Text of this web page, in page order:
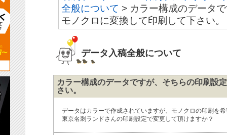
全般について > カラー構成のデータ
モノクロに変換して印刷して下さい。
データ入稿全般について
カラー構成のデータですが、そちらの印刷設
さい。
データはカラーで作成されていますが、モノクロの印刷を
東京名刺ランドさんの印刷設定で変更して頂けますか？